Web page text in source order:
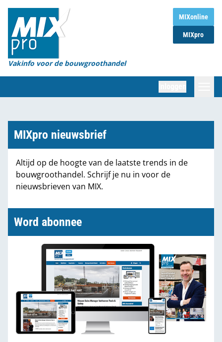
MIXonline
MIXpro
Vakinfo voor de bouwgroothandel
Home
Magazines
Organisaties
Marktcijfers
Partners
MIXpro nieuwsbrief
Altijd op de hoogte van de laatste trends in de
bouwgroothandel. Schrijf je nu in voor de
nieuwsbrieven van MIX.
Word abonnee